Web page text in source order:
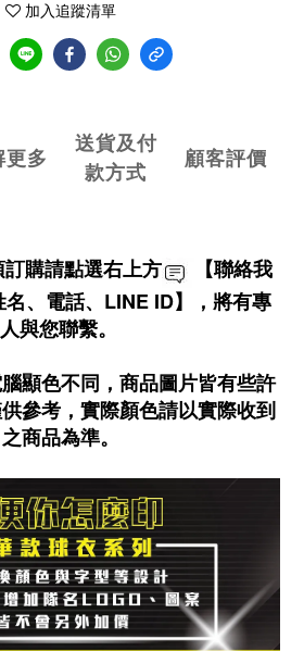
加入追蹤清單
更多
送貨及付
款方式
顧客評價
購請點選右上方
【聯絡我
、電話、LINE ID】，將有專
人與您聯繫。
顯色不同，商品圖片皆有些許
參考，實際顏色請以實際收到
之商品為準。